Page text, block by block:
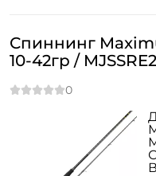
Спиннинг
10-42гр /